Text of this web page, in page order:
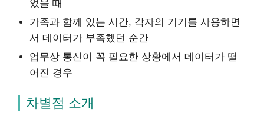
었을 때
가족과 함께 있는 시간, 각자의 기기를 사용하면
서 데이터가 부족했던 순간
업무상 통신이 꼭 필요한 상황에서 데이터가 떨
어진 경우
차별점 소개